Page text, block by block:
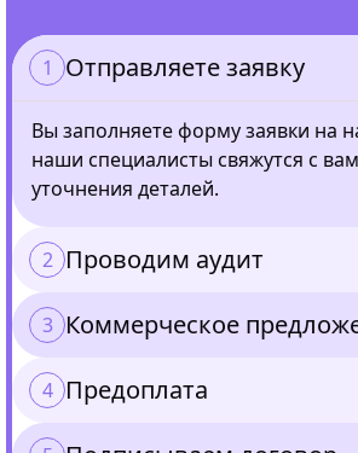
Отправляете заявку
Вы заполняете форму заявки на
наши специалисты свяжутся с
уточнения деталей.
Проводим аудит
Коммерческое
Предоплата